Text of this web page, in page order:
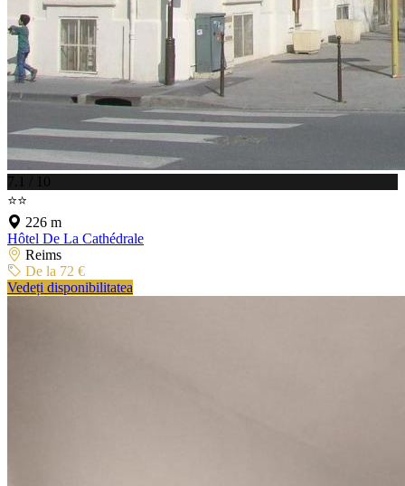
7.1 / 10
⭐⭐
226 m
Hôtel De La Cathédrale
Reims
De la 72 €
Vedeți disponibilitatea